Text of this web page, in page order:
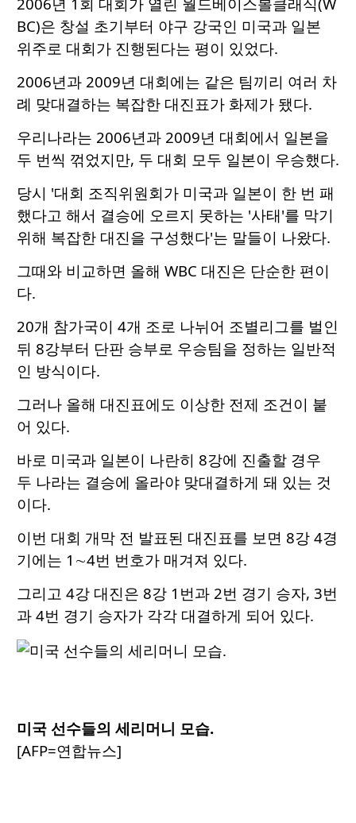
BC)은 창설 초기부터 야구 강국인 미국과 일본
위주로 대회가 진행된다는 평이 있었다.
2006년과 2009년 대회에는 같은 팀끼리 여러 차
례 맞대결하는 복잡한 대진표가 화제가 됐다.
우리나라는 2006년과 2009년 대회에서 일본을
두 번씩 꺾었지만, 두 대회 모두 일본이 우승했다.
당시 '대회 조직위원회가 미국과 일본이 한 번 패
했다고 해서 결승에 오르지 못하는 '사태'를 막기
위해 복잡한 대진을 구성했다'는 말들이 나왔다.
그때와 비교하면 올해 WBC 대진은 단순한 편이
다.
20개 참가국이 4개 조로 나뉘어 조별리그를 벌인
뒤 8강부터 단판 승부로 우승팀을 정하는 일반적
인 방식이다.
그러나 올해 대진표에도 이상한 전제 조건이 붙
어 있다.
바로 미국과 일본이 나란히 8강에 진출할 경우
두 나라는 결승에 올라야 맞대결하게 돼 있는 것
이다.
이번 대회 개막 전 발표된 대진표를 보면 8강 4경
기에는 1∼4번 번호가 매겨져 있다.
그리고 4강 대진은 8강 1번과 2번 경기 승자, 3번
과 4번 경기 승자가 각각 대결하게 되어 있다.
미국 선수들의 세리머니 모습.
[AFP=연합뉴스]